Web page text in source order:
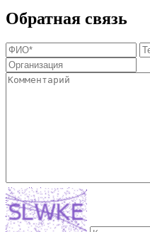
Обратная связь